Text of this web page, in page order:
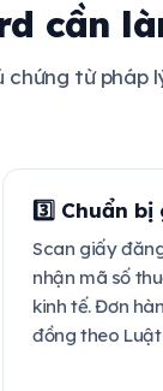
cần
chứng từ pháp
3️⃣ Chuẩn
Scan giấy
nhận mã số
kinh tế. Đơn
đồng theo